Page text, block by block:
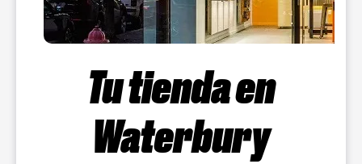
Tu tienda en
Waterbury